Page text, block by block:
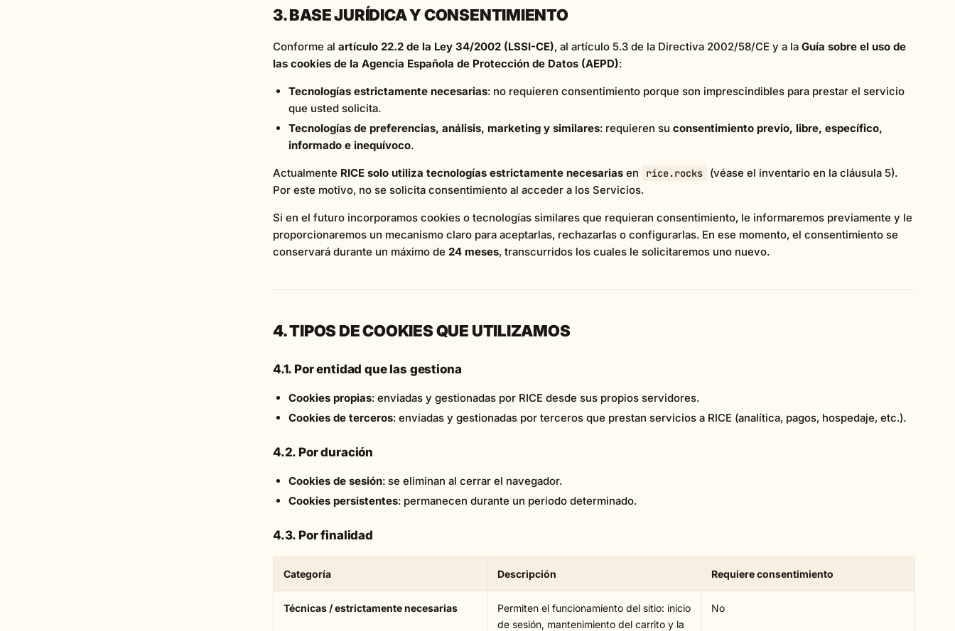
3. BASE JURÍDICA Y CONSENTIMIENTO
Conforme al artículo 22.2 de la Ley 34/2002 (LSSI-CE), al artículo 5.3 de la Directiva 2002/58/CE y a la Guía sobre el uso de
las cookies de la Agencia Española de Protección de Datos (AEPD):
Tecnologías estrictamente necesarias: no requieren consentimiento porque son imprescindibles para prestar el servicio
que usted solicita.
Tecnologías de preferencias, análisis, marketing y similares: requieren su consentimiento previo, libre, específico,
informado e inequívoco.
Actualmente RICE solo utiliza tecnologías estrictamente necesarias en rice.rocks
(véase el inventario en la cláusula 5).
Por este motivo, no se solicita consentimiento al acceder a los Servicios.
Si en el futuro incorporamos cookies o tecnologías similares que requieran consentimiento, le informaremos previamente y le
proporcionaremos un mecanismo claro para aceptarlas, rechazarlas o configurarlas. En ese momento, el consentimiento se
conservará durante un máximo de 24 meses, transcurridos los cuales le solicitaremos uno nuevo.
4. TIPOS DE COOKIES QUE UTILIZAMOS
4.1. Por entidad que las gestiona
Cookies propias: enviadas y gestionadas por RICE desde sus propios servidores.
Cookies de terceros: enviadas y gestionadas por terceros que prestan servicios a RICE (analítica, pagos, hospedaje, etc.).
4.2. Por duración
Cookies de sesión: se eliminan al cerrar el navegador.
Cookies persistentes: permanecen durante un periodo determinado.
4.3. Por finalidad
Categoría Descripción Requiere consentimiento
Técnicas / estrictamente necesarias
Permiten el funcionamiento del sitio: inicio
de sesión, mantenimiento del carrito y la
No